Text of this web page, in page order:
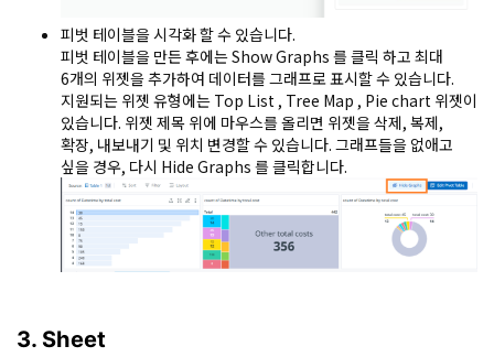
피벗 테이블을시각화할 수 있습니다.
피벗 테이블을 만든 후에는 Show Graphs 를 클릭 하고 최대
6개의 위젯을 추가하여 데이터를 그래프로 표시할 수 있습니다.
지원되는 위젯 유형에는 Top List , Tree Map , Pie chart 위젯이
있습니다. 위젯 제목 위에 마우스를 올리면 위젯을 삭제, 복제,
확장, 내보내기 및 위치 변경할 수 있습니다. 그래프들을 없애고
싶을 경우, 다시 Hide Graphs 를 클릭합니다.
3. Sheet